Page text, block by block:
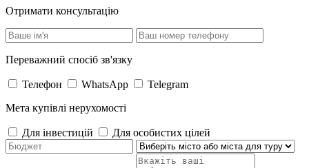
Отримати консультацію
Переважний спосіб зв'язку
Телефон WhatsApp
Telegram
Мета купівлі нерухомості
Для інвестицій Для особистих цілей